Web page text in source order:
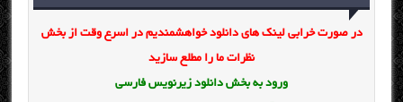
در صورت خرابی لینک های دانلود خواهشمندیم در اسرع وقت از بخش
نظرات ما را مطلع سازید
ورود به بخش دانلود زیرنویس فارسی